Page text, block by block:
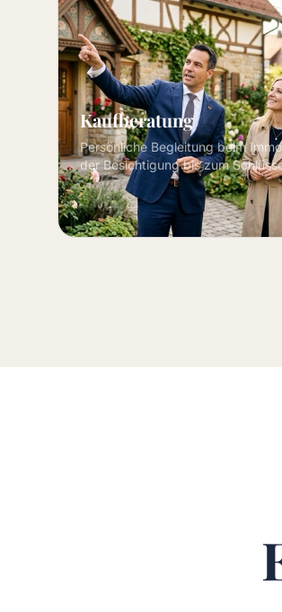
Kaufberatung
Persönliche Begleitung beim
der Besichtigung bis zum